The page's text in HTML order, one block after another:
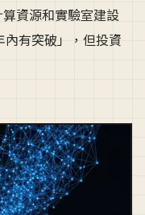
資源和實驗室建設
有突破」，但投資